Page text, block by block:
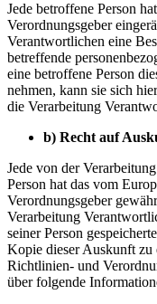
Jede betroffene Person
Verordnungsgeber
Verantwortlichen eine
betreffende
eine betroffene Person
nehmen, kann sie sich
die Verarbeitung
b) Recht auf
Jede von der
Person hat das vom
Verordnungsgeber
Verarbeitung
seiner Person
Kopie dieser Auskunft zu
Richtlinien- und
über folgende